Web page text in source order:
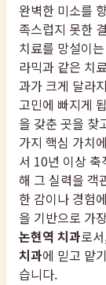
완벽한 미소를
족스럽지 못한
치료를 망설이
라믹과 같은 치
과가 크게 달라
고민에 빠지게
을 갖춘 곳을 찾
가지 핵심 가치
서 10년 이상
해 그 실력을 객
한 감이나 경험
을 기반으로 가
논현역 치과로
치과에 믿고 맡
습니다.